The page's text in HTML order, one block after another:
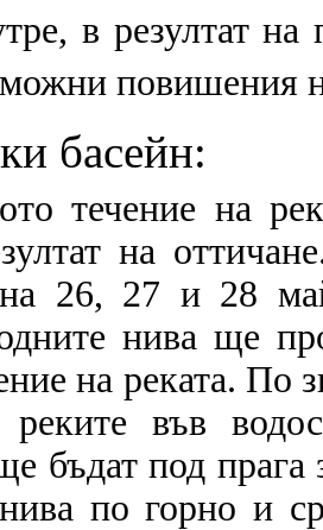
в резултат на
повишения
басейн:
течение на
на
на 26, 27 и 28
нива ще
на реката. По
във
бъдат под
по горно и